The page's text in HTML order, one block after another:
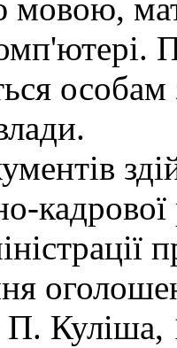
мовою,
П.